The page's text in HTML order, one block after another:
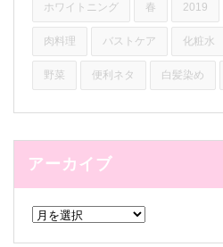
ホワイトニング 春 2019
肉料理 バストケア 化粧水
野菜 便利ネタ 白髪染め
アーカイブ
ア